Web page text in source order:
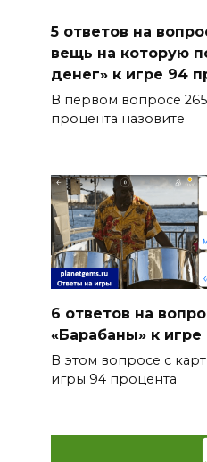
5 ответов на
вещь на которую
денег» к игре 94
В первом вопросе
процента назовите
6 ответов на
«Барабаны» к
В этом вопросе с
игры 94 процента